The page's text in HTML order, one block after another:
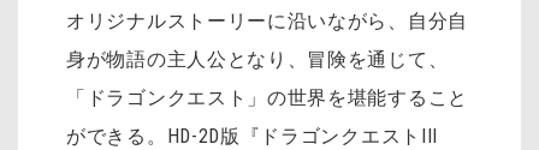
オリジナルストーリーに沿いながら、自分自
身が物語の主人公となり、冒険を通じて、
「ドラゴンクエスト」の世界を堪能すること
ができる。HD-2D版『ドラゴンクエストIII